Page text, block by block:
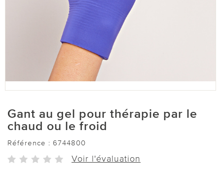
Gant au gel pour thérapie par le
chaud ou le froid
Référence : 6744800
Voir l'évaluation